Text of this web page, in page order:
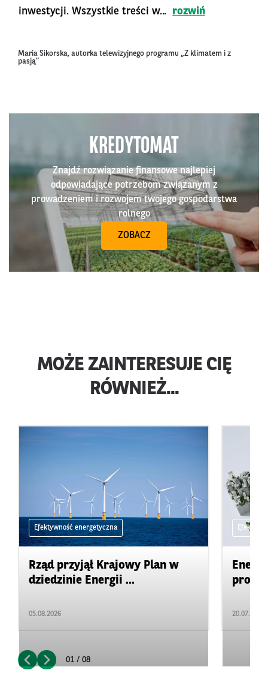
inwestycji. Wszystkie treści w...
rozwiń
Maria Sikorska, autorka telewizyjnego programu „Z klimatem i z
pasją”
KREDYTOMAT
Znajdź rozwiązanie finansowe najlepiej
odpowiadające potrzebom związanym z
prowadzeniem i rozwojem twojego gospodarstwa
rolnego
ZOBACZ
MOŻE ZAINTERESUJE CIĘ
RÓWNIEŻ...
Efektywność energetyczna
Rząd przyjął Krajowy Plan w
dziedzinie Energii ...
05.08.2026 20.07.2026
01 / 08